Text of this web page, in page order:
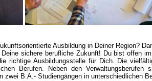
Ausbildung in Deiner Region?
sichere berufliche Zukunft! Du bist offen
richtige Ausbildungsstelle für Dich. Die
Berufen. Neben den Verwaltungsberufen
zwei B.A.- Studiengängen in unterschiedlichen